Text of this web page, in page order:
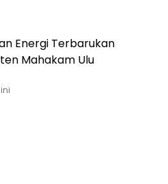
Energi Terbarukan
Mahakam Ulu